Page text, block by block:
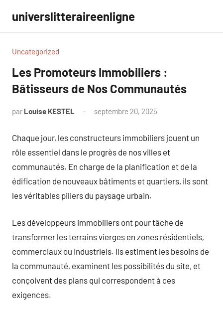
contenu
universlitteraireenligne
Uncategorized
Les Promoteurs Immobiliers :
Bâtisseurs de Nos Communautés
par Louise KESTEL septembre 20, 2025
Chaque jour, les constructeurs immobiliers jouent un
rôle essentiel dans le progrès de nos villes et
communautés. En charge de la planification et de la
édification de nouveaux bâtiments et quartiers, ils sont
les véritables piliers du paysage urbain.
Les développeurs immobiliers ont pour tâche de
transformer les terrains vierges en zones résidentiels,
commerciaux ou industriels. Ils estiment les besoins de
la communauté, examinent les possibilités du site, et
conçoivent des plans qui correspondent à ces
exigences.